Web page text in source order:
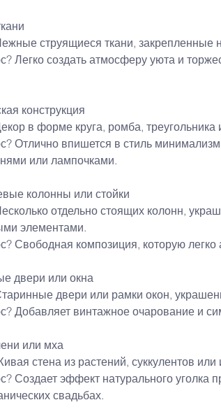
струящиеся ткани, закрепленные
Легко создать атмосферу уюта и
конструкция
в форме круга, ромба,
Отлично впишется в стиль
или лампочками.
колонны или стойки
отдельно стоящих колонн,
элементами.
Свободная композиция, которую
двери или окна
двери или рамки окон,
Добавляет винтажное очарование и
или мха
стена из растений, суккулентов или
Создает эффект натурального уголка
свадьбах.